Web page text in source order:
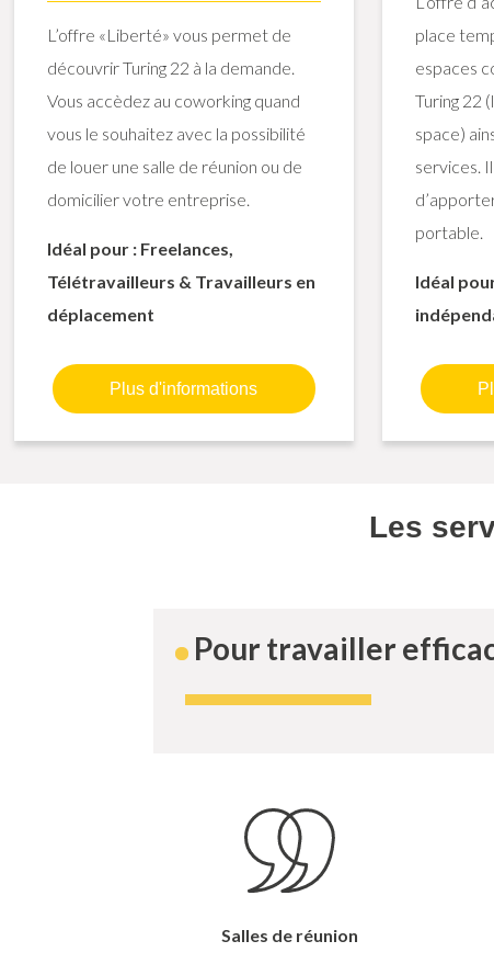
L’offre «Liberté» vous permet de
découvrir Turing 22 à la demande.
Vous accèdez au coworking quand
vous le souhaitez avec la possibilité
de louer une salle de réunion ou de
domicilier votre entreprise.
Idéal pour : Freelances,
Télétravailleurs & Travailleurs en
déplacement
Plus d'informations
place
espaces
Turing 22
space)
services.
portable.
Idéal
Les
Pour travailler
Salles de réunion